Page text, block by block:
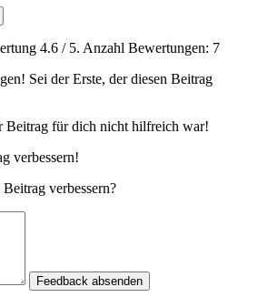
4.6 / 5. Anzahl Bewertungen: 7
Sei der Erste, der diesen Beitrag
Beitrag für dich nicht hilfreich war!
verbessern!
verbessern?
Feedback absenden